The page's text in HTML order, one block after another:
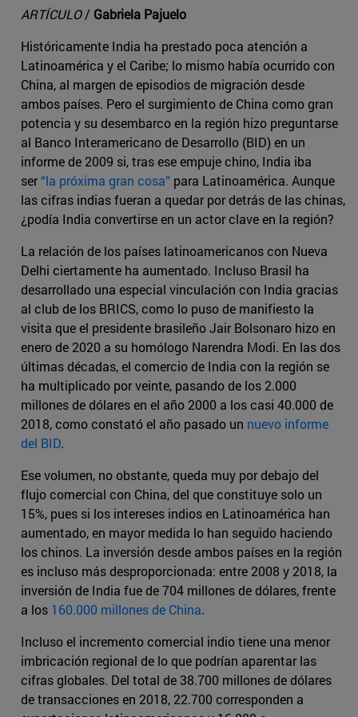
ARTÍCULO/ Gabriela Pajuelo
Históricamente India ha prestado poca atención a
Latinoamérica y el Caribe; lo mismo había ocurrido con
China, al margen de episodios de migración desde
ambos países. Pero el surgimiento de China como gran
potencia y su desembarco en la región hizo preguntarse
al Banco Interamericano de Desarrollo (BID) en un
informe de 2009 si, tras ese empuje chino, India iba
ser“la próxima gran cosa” para Latinoamérica. Aunque
las cifras indias fueran a quedar por detrás de las chinas,
¿podía India convertirse en un actor clave en la región?
La relación de los países latinoamericanos con Nueva
Delhi ciertamente ha aumentado. Incluso Brasil ha
desarrollado una especial vinculación con India gracias
al club de los BRICS, como lo puso de manifiesto la
visita que el presidente brasileño Jair Bolsonaro hizo en
enero de 2020 a su homólogo Narendra Modi. En las dos
últimas décadas, el comercio de India con la región se
ha multiplicado por veinte, pasando de los 2.000
millones de dólares en el año 2000 a los casi 40.000 de
2018, como constató el año pasado un nuevo informe
del BID.
Ese volumen, no obstante, queda muy por debajo del
flujo comercial con China, del que constituye solo un
15%, pues si los intereses indios en Latinoamérica han
aumentado, en mayor medida lo han seguido haciendo
los chinos. La inversión desde ambos países en la región
es incluso más desproporcionada: entre 2008 y 2018, la
inversión de India fue de 704 millones de dólares, frente
a los 160.000 millones de China.
Incluso el incremento comercial indio tiene una menor
imbricación regional de lo que podrían aparentar las
cifras globales. Del total de 38.700 millones de dólares
de transacciones en 2018, 22.700 corresponden a